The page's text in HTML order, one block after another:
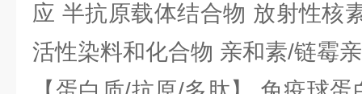
应 半抗原载体结合物 放射性核
活性染料和化合物 亲和素/链霉